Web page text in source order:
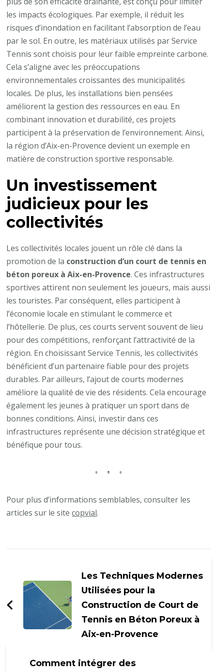
les impacts écologiques. Par exemple, il réduit les
risques d’inondation en facilitant l’absorption de l’eau
par le sol. En outre, les matériaux utilisés par Service
Tennis sont choisis pour leur faible empreinte carbone.
Cela s’aligne avec les préoccupations
environnementales croissantes des municipalités
locales. De plus, les installations bien pensées
améliorent la gestion des ressources en eau. En
combinant innovation et durabilité, ces projets
participent à la préservation de l’environnement. Ainsi,
la région d’Aix-en-Provence devient un exemple en
matière de construction sportive responsable.
Un investissement
judicieux pour les
collectivités
Les collectivités locales jouent un rôle clé dans la
promotion de la construction d’un court de tennis en
béton poreux à Aix-en-Provence. Ces infrastructures
sportives attirent non seulement les joueurs, mais aussi
les touristes. Par conséquent, elles participent à
l’économie locale en stimulant le commerce et
l’hôtellerie. De plus, ces courts servent souvent de lieu
pour des compétitions, renforçant l’attractivité de la
région. En choisissant Service Tennis, les collectivités
bénéficient d’un partenaire fiable pour des projets
durables. Par ailleurs, l’ajout de courts modernes
améliore la qualité de vie des résidents. Cela encourage
également les jeunes à pratiquer un sport dans de
bonnes conditions. Ainsi, investir dans ces
infrastructures représente une décision stratégique et
bénéfique pour tous.
Pour plus d’informations semblables, consulter les
articles sur le sitecopvial.
d'article
Les Techniques Modernes
Utilisées pour la
Construction de Court de
Tennis en Béton Poreux à
Aix-en-Provence
Comment intégrer des